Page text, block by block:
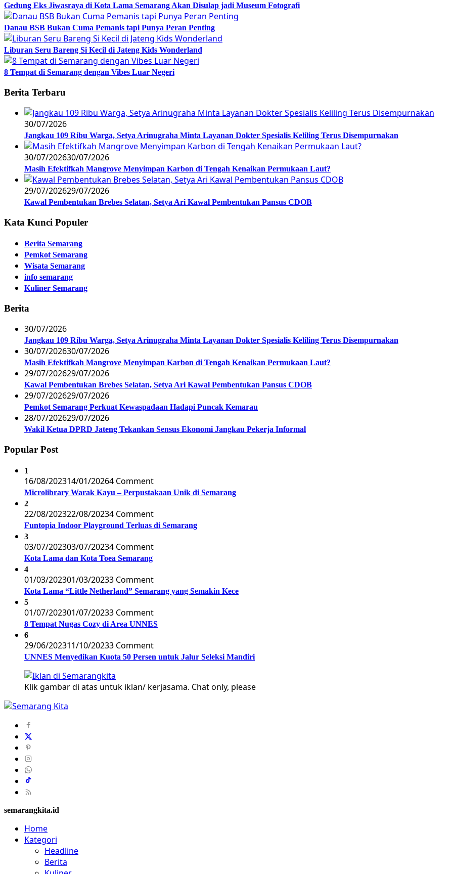
Gedung Eks Jiwasraya di Kota Lama Semarang Akan Disulap jadi Museum Fotografi
Danau BSB Bukan Cuma Pemanis tapi Punya Peran Penting
Liburan Seru Bareng Si Kecil di Jateng Kids Wonderland
8 Tempat di Semarang dengan Vibes Luar Negeri
Berita Terbaru
30/07/2026
Jangkau 109 Ribu Warga, Setya Arinugraha Minta Layanan Dokter Spesialis Keliling Terus Disempurnakan
30/07/202630/07/2026
Masih Efektifkah Mangrove Menyimpan Karbon di Tengah Kenaikan Permukaan Laut?
29/07/202629/07/2026
Kawal Pembentukan Brebes Selatan, Setya Ari Kawal Pembentukan Pansus CDOB
Kata Kunci Populer
Berita Semarang
Pemkot Semarang
Wisata Semarang
info semarang
Kuliner Semarang
Berita
30/07/2026
Jangkau 109 Ribu Warga, Setya Arinugraha Minta Layanan Dokter Spesialis Keliling Terus Disempurnakan
30/07/202630/07/2026
Masih Efektifkah Mangrove Menyimpan Karbon di Tengah Kenaikan Permukaan Laut?
29/07/202629/07/2026
Kawal Pembentukan Brebes Selatan, Setya Ari Kawal Pembentukan Pansus CDOB
29/07/202629/07/2026
Pemkot Semarang Perkuat Kewaspadaan Hadapi Puncak Kemarau
28/07/202629/07/2026
Wakil Ketua DPRD Jateng Tekankan Sensus Ekonomi Jangkau Pekerja Informal
Popular Post
1
16/08/202314/01/20264 Comment
Microlibrary Warak Kayu – Perpustakaan Unik di Semarang
2
22/08/202322/08/20234 Comment
Funtopia Indoor Playground Terluas di Semarang
3
03/07/202303/07/20234 Comment
Kota Lama dan Kota Toea Semarang
4
01/03/202301/03/20233 Comment
Kota Lama “Little Netherland” Semarang yang Semakin Kece
5
01/07/202301/07/20233 Comment
8 Tempat Nugas Cozy di Area UNNES
6
29/06/202311/10/20233 Comment
UNNES Menyedikan Kuota 50 Persen untuk Jalur Seleksi Mandiri
Klik gambar di atas untuk iklan/ kerjasama. Chat only, please
semarangkita.id
Home
Kategori
Headline
Berita